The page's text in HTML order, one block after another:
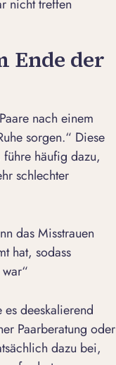
nicht treffen
Ende der
nach einem
sorgen.“ Diese
häufig dazu,
schlechter
das Misstrauen
hat, sodass
es deeskalierend
Paarberatung oder
dazu bei,